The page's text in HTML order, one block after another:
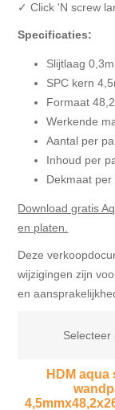
✓ Click 'N screw
Specificaties:
Slijtlaag
SPC kern
Formaat
Werkende
Aantal per
Inhoud per
Dekmaat per
Download gratis
en platen.
Deze
wijzigingen zijn
en
Selecteer
HDM